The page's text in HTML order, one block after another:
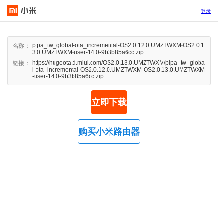
登录
名称：
pipa_tw_global-ota_incremental-OS2.0.12.0.UMZTWXM-OS2.0.1
3.0.UMZTWXM-user-14.0-9b3b85a6cc.zip
链接：
https://hugeota.d.miui.com/OS2.0.13.0.UMZTWXM/pipa_tw_globa
l-ota_incremental-OS2.0.12.0.UMZTWXM-OS2.0.13.0.UMZTWXM
-user-14.0-9b3b85a6cc.zip
立即下载
购买小米路由器